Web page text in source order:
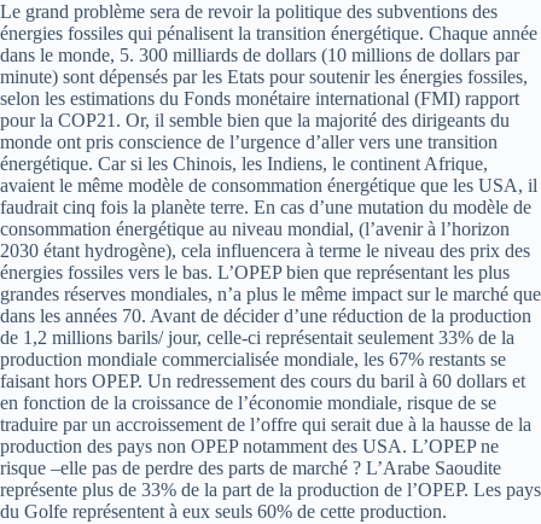
Le grand problème sera de revoir la politique des subventions des
énergies fossiles qui pénalisent la transition énergétique. Chaque année
dans le monde, 5. 300 milliards de dollars (10 millions de dollars par
minute) sont dépensés par les Etats pour soutenir les énergies fossiles,
selon les estimations du Fonds monétaire international (FMI) rapport
pour la COP21. Or, il semble bien que la majorité des dirigeants du
monde ont pris conscience de l’urgence d’aller vers une transition
énergétique. Car si les Chinois, les Indiens, le continent Afrique,
avaient le même modèle de consommation énergétique que les USA, il
faudrait cinq fois la planète terre. En cas d’une mutation du modèle de
consommation énergétique au niveau mondial, (l’avenir à l’horizon
2030 étant hydrogène), cela influencera à terme le niveau des prix des
énergies fossiles vers le bas. L’OPEP bien que représentant les plus
grandes réserves mondiales, n’a plus le même impact sur le marché que
dans les années 70. Avant de décider d’une réduction de la production
de 1,2 millions barils/ jour, celle-ci représentait seulement 33% de la
production mondiale commercialisée mondiale, les 67% restants se
faisant hors OPEP. Un redressement des cours du baril à 60 dollars et
en fonction de la croissance de l’économie mondiale, risque de se
traduire par un accroissement de l’offre qui serait due à la hausse de la
production des pays non OPEP notamment des USA. L’OPEP ne
risque –elle pas de perdre des parts de marché ? L’Arabe Saoudite
représente plus de 33% de la part de la production de l’OPEP. Les pays
du Golfe représentent à eux seuls 60% de cette production.